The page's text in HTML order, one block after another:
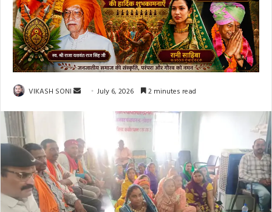
VIKASH SONI
Send July 6, 2026 2 minutes read